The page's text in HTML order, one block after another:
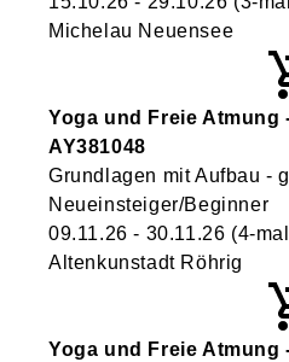
Michelau Neuensee
Yoga und Freie Atmung
AY381048
Grundlagen mit Aufbau -
Neueinsteiger/Beginner
09.11.26 - 30.11.26 (4-
Altenkunstadt Röhrig
Yoga und Freie Atmung